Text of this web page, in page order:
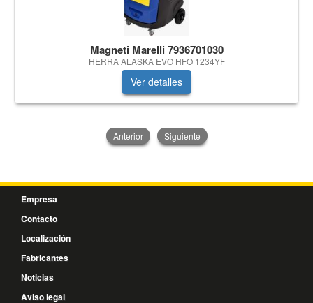
Magneti Marelli 7936701030
HERRA ALASKA EVO HFO 1234YF
Ver detalles
Anterior Siguiente
Empresa
Contacto
Localización
Fabricantes
Noticias
Aviso legal